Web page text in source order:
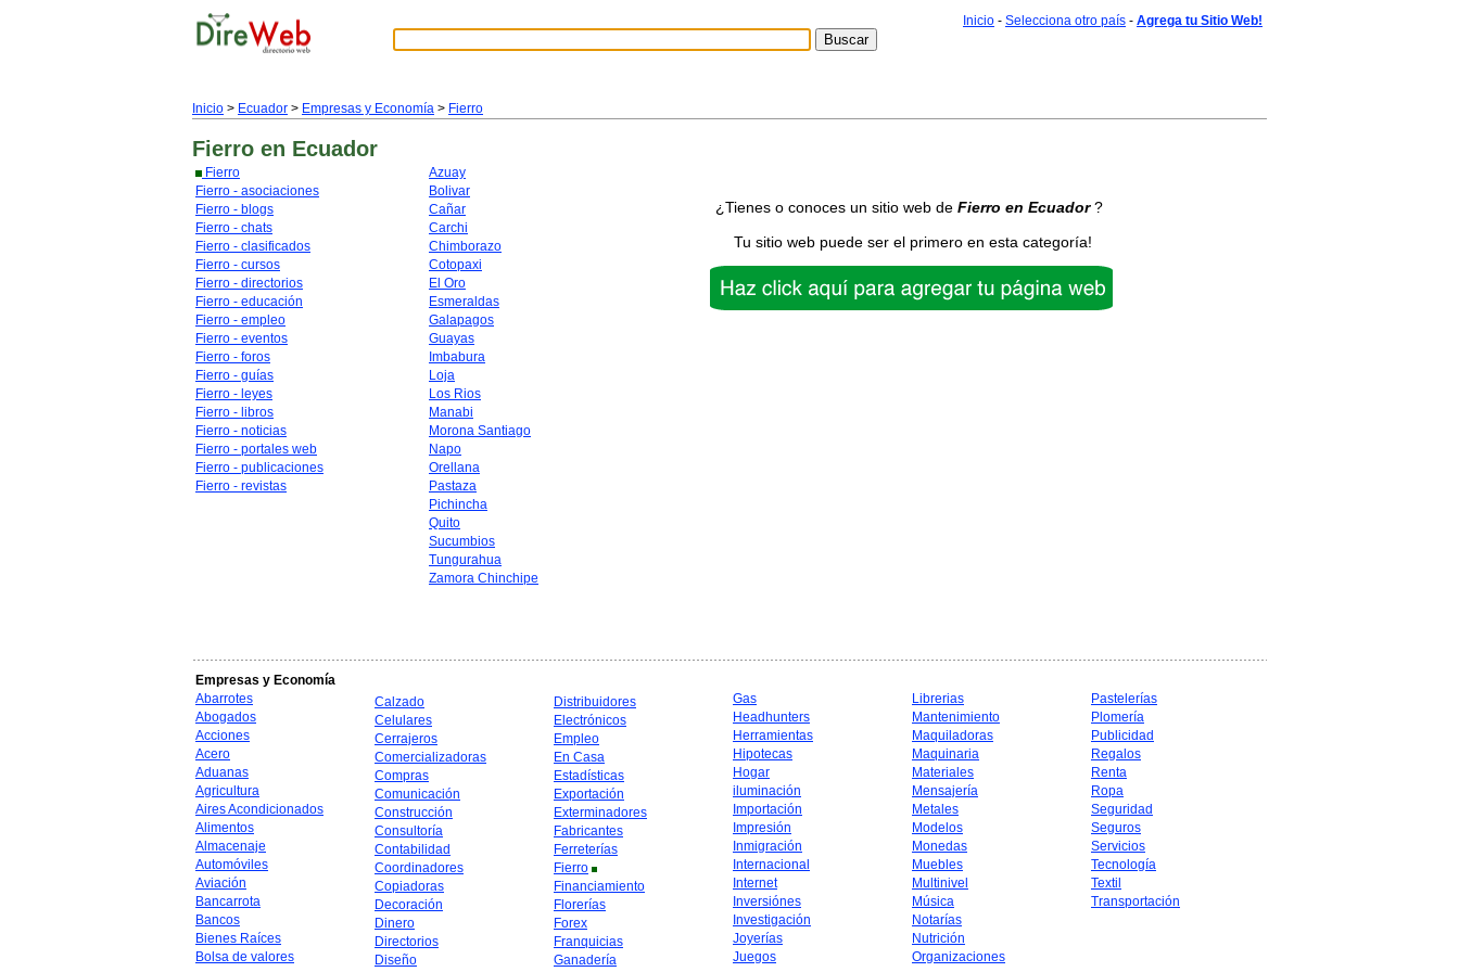
Inicio - Selecciona otro país - Agrega tu Sitio Web!
Inicio > Ecuador > Empresas y Economía > Fierro
Fierro en Ecuador
Fierro
Fierro - asociaciones
Fierro - blogs
Fierro - chats
Fierro - clasificados
Fierro - cursos
Fierro - directorios
Fierro - educación
Fierro - empleo
Fierro - eventos
Fierro - foros
Fierro - guías
Fierro - leyes
Fierro - libros
Fierro - noticias
Fierro - portales web
Fierro - publicaciones
Fierro - revistas
Azuay
Bolivar
Cañar
Carchi
Chimborazo
Cotopaxi
El Oro
Esmeraldas
Galapagos
Guayas
Imbabura
Loja
Los Rios
Manabi
Morona Santiago
Napo
Orellana
Pastaza
Pichincha
Quito
Sucumbios
Tungurahua
Zamora Chinchipe
¿Tienes o conoces un sitio web de Fierro en Ecuador?
Tu sitio web puede ser el primero en esta categoría!
Empresas y Economía
Abarrotes
Abogados
Acciones
Acero
Aduanas
Agricultura
Aires Acondicionados
Alimentos
Almacenaje
Automóviles
Aviación
Bancarrota
Bancos
Bienes Raíces
Bolsa de valores
Calzado
Celulares
Cerrajeros
Comercializadoras
Compras
Comunicación
Construcción
Consultoría
Contabilidad
Coordinadores
Copiadoras
Decoración
Dinero
Directorios
Diseño
Distribuidores
Electrónicos
Empleo
En Casa
Estadísticas
Exportación
Exterminadores
Fabricantes
Ferreterías
Fierro
Financiamiento
Florerías
Forex
Franquicias
Ganadería
Gas
Headhunters
Herramientas
Hipotecas
Hogar
iluminación
Importación
Impresión
Inmigración
Internacional
Internet
Inversiónes
Investigación
Joyerías
Juegos
Librerias
Mantenimiento
Maquiladoras
Maquinaria
Materiales
Mensajería
Metales
Modelos
Monedas
Muebles
Multinivel
Música
Notarías
Nutrición
Organizaciones
Pastelerías
Plomería
Publicidad
Regalos
Renta
Ropa
Seguridad
Seguros
Servicios
Tecnología
Textil
Transportación